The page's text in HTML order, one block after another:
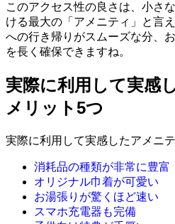
このアクセス性の良さは、小さ
ける最大の「アメニティ」と言
への行き帰りがスムーズな分、
を長く確保できますね。
実際に利用して実感
メリット5つ
実際に利用して実感したアメニ
消耗品の種類が非常に豊富
オリジナル巾着が可愛い
お湯張りが驚くほど速い
スマホ充電器も完備